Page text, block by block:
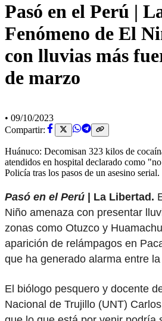
Pasó en el Perú |
Fenómeno de El
con lluvias más
de marzo
• 09/10/2023
Compartir:
Huánuco: Decomisan 323 kilos de
atendidos en hospital declarado como
Policía tras los pasos de un asesino serial.
Pasó en el Perú | La Libertad.
Niño amenaza con presentar
zonas como Otuzco y
aparición de relámpagos en
que ha generado alarma entre
El biólogo pesquero y docente
Nacional de Trujillo (UNT)